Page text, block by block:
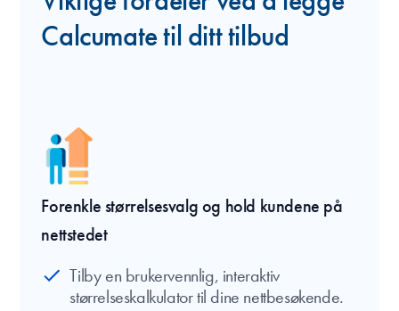
Calcumate til ditt tilbud
Forenkle størrelsesvalg og hold kundene på
nettstedet
Tilby en brukervennlig, interaktiv
størrelseskalkulator til dine nettbesøkende.